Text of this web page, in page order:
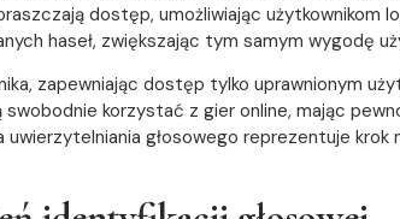
dostęp, umożliwiając użytkownikom
haseł, zwiększając tym samym wygodę
zapewniając dostęp tylko uprawnionym
korzystać z gier online, mając
głosowego reprezentuje krok